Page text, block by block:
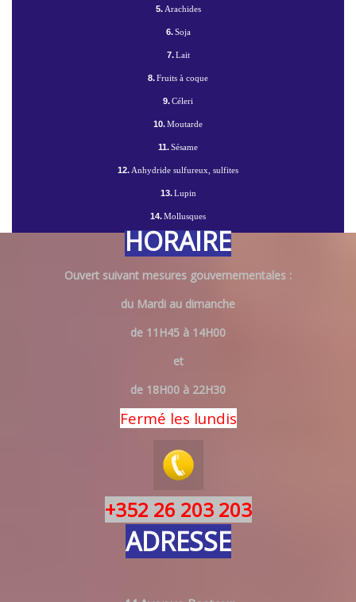
5.Arachides
6.Soja
7.Lait
8.Fruits à coque
9.Céleri
10.Moutarde
11.Sésame
12.Anhydride sulfureux, sulfites
13.Lupin
14.Mollusques
HORAIRE
Ouvert suivant mesures gouvernementales :
du Mardi au dimanche
de 11H45 à 14H00
et
de 18H00 à 22H30
Fermé les lundis
+352 26 203 203
ADRESSE